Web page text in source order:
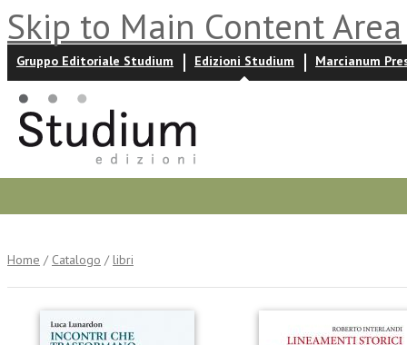
Skip to Main Content Area
Gruppo Editoriale Studium Edizioni Studium Marcianum
Home / Catalogo / libri